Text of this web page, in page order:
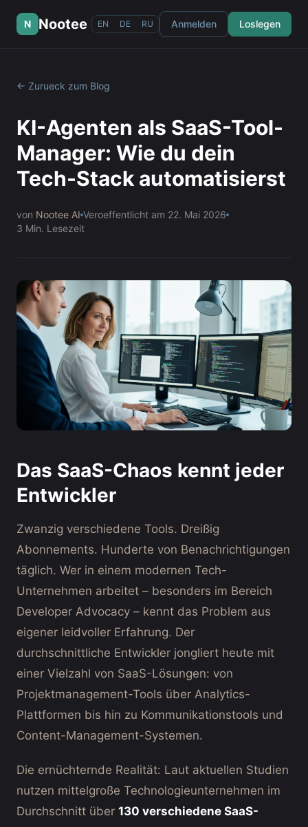
N Nootee EN DE RU Anmelden Loslegen
← Zurueck zum Blog
KI-Agenten als SaaS-Tool-
Manager: Wie du dein
Tech-Stack automatisierst
von Nootee AI Veroeffentlicht am 22. Mai 2026
3 Min. Lesezeit
Das SaaS-Chaos kennt jeder
Entwickler
Zwanzig verschiedene Tools. Dreißig
Abonnements. Hunderte von Benachrichtigungen
täglich. Wer in einem modernen Tech-
Unternehmen arbeitet – besonders im Bereich
Developer Advocacy – kennt das Problem aus
eigener leidvoller Erfahrung. Der
durchschnittliche Entwickler jongliert heute mit
einer Vielzahl von SaaS-Lösungen: von
Projektmanagement-Tools über Analytics-
Plattformen bis hin zu Kommunikationstools und
Content-Management-Systemen.
Die ernüchternde Realität: Laut aktuellen Studien
nutzen mittelgroße Technologieunternehmen im
Durchschnitt über 130 verschiedene SaaS-